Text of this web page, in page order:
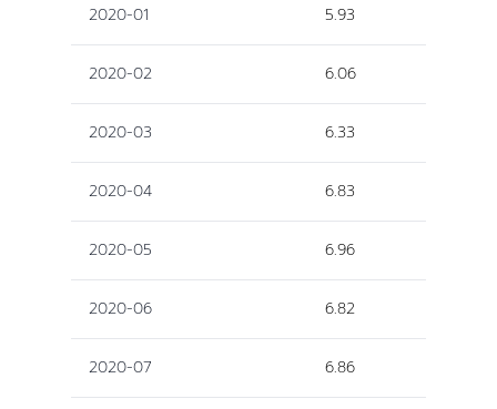
2020-01 5.93
2020-02 6.06
2020-03 6.33
2020-04 6.83
2020-05 6.96
2020-06 6.82
2020-07 6.86